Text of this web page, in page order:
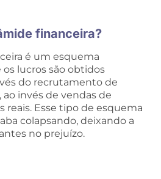
financeira?
é um esquema
lucros são obtidos
do recrutamento de
invés de vendas de
reais. Esse tipo de esquema
colapsando, deixando a
no prejuízo.